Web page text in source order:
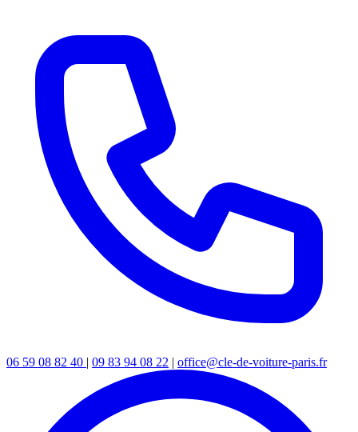
06 59 08 82 40 | 09 83 94 08 22 | office@cle-de-voiture-paris.fr